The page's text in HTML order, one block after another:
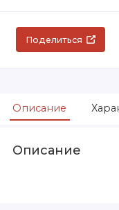
Поделиться
Описание
Описание